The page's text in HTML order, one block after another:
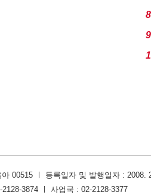
8
9
00515 ㅣ 등록일자 및 발행일자 : 2008.
3874 ㅣ 사업국 : 02-2128-3377